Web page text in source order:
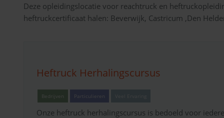
Deze opleidingslocatie voor reachtruck en
heftruckcertificaat halen: Beverwijk, Castricum ,Den
Heftruck Herhalingscursus
Bedrijven Particulieren
Onze heftruck herhalingscursus is bedoeld voor